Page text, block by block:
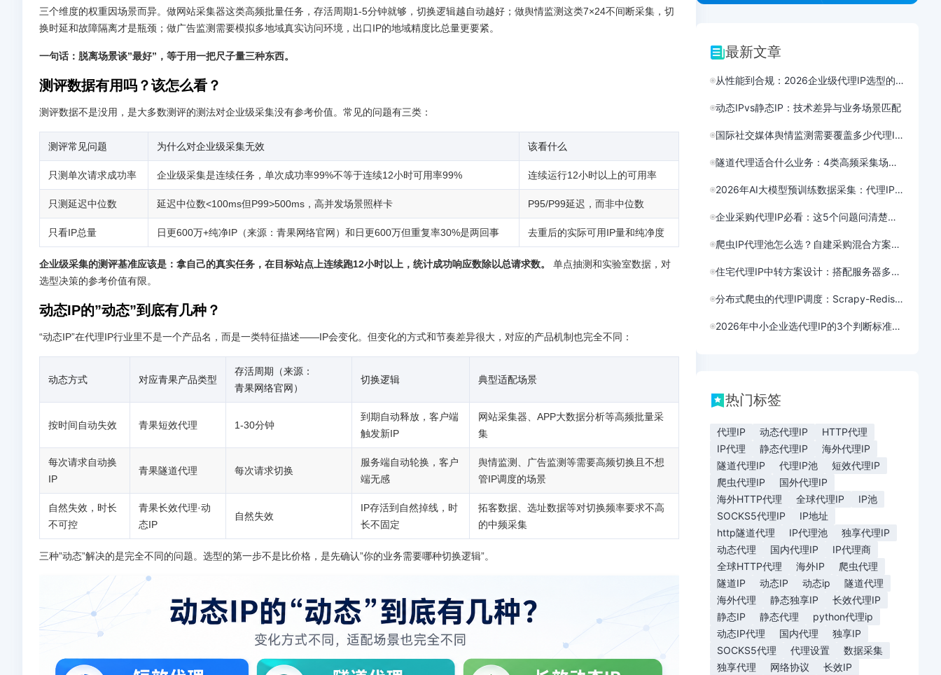
三个维度的权重因场景而异。做网站采集器这类高频批量任务，存活周期1-5分钟就够，切换逻辑越自动越好；做舆情监测这类7×24不间断采集，切
换时延和故障隔离才是瓶颈；做广告监测需要模拟多地域真实访问环境，出口IP的地域精度比总量更要紧。
一句话：脱离场景谈”最好”，等于用一把尺子量三种东西。
测评数据有用吗？该怎么看？
测评数据不是没用，是大多数测评的测法对企业级采集没有参考价值。常见的问题有三类：
测评常见问题 为什么对企业级采集无效 该看什么
只测单次请求成功率 企业级采集是连续任务，单次成功率99%不等于连续12小时可用率99% 连续运行12小时以上的可用率
只测延迟中位数 延迟中位数<100ms但P99>500ms，高并发场景照样卡 P95/P99延迟，而非中位数
只看IP总量 日更600万+纯净IP（来源：青果网络官网）和日更600万但重复率30%是两回事 去重后的实际可用IP量和纯净度
企业级采集的测评基准应该是：拿自己的真实任务，在目标站点上连续跑12小时以上，统计成功响应数除以总请求数。
单点抽测和实验室数据，对
选型决策的参考价值有限。
动态IP的”动态”到底有几种？
“动态IP”在代理IP行业里不是一个产品名，而是一类特征描述——IP会变化。但变化的方式和节奏差异很大，对应的产品机制也完全不同：
动态方式 对应青果产品类型
存活周期（来源：
青果网络官网）
切换逻辑 典型适配场景
按时间自动失效 青果短效代理 1-30分钟
到期自动释放，客户端
触发新IP
网站采集器、APP大数据分析等高频批量采
集
每次请求自动换
IP
青果隧道代理 每次请求切换
服务端自动轮换，客户
端无感
舆情监测、广告监测等需要高频切换且不想
管IP调度的场景
自然失效，时长
不可控
青果长效代理·动
态IP
自然失效
IP存活到自然掉线，时
长不固定
拓客数据、选址数据等对切换频率要求不高
的中频采集
三种”动态”解决的是完全不同的问题。选型的第一步不是比价格，是先确认”你的业务需要哪种切换逻辑”。
最新文章
从性能到合规：2026企业级代理IP选型的5个技术维度
动态IPvs静态IP：技术差异与业务场景匹配
国际社交媒体舆情监测需要覆盖多少代理IP节点？方案设计
隧道代理适合什么业务：4类高频采集场景的适配
2026年AI大模型预训练数据采集：代理IP需求结构性分析与选型
企业采购代理IP必看：这5个问题问清楚再下单
爬虫IP代理池怎么选？自建采购混合方案成本对比
住宅代理IP中转方案设计：搭配服务器多设备共享连接
分布式爬虫的代理IP调度：Scrapy-Redis集群实战
2026年中小企业选代理IP的3个判断标准：门槛低好上手
热门标签
代理IP 动态代理IP
HTTP代理
IP代理
静态代理IP
海外代理IP
隧道代理IP
代理IP池
短效代理IP
爬虫代理IP
国外代理IP
海外HTTP代理
全球代理IP
IP池
SOCKS5代理IP
IP地址
http隧道代理
IP代理池
独享代理IP
动态代理
国内代理IP
IP代理商
全球HTTP代理
海外IP
爬虫代理
隧道IP
动态IP 动态ip
隧道代理
海外代理
静态独享IP
长效代理IP
静态IP
静态代理
python代理ip
动态IP代理
国内代理
独享IP
SOCKS5代理
代理设置
数据采集
独享代理
网络协议 长效IP